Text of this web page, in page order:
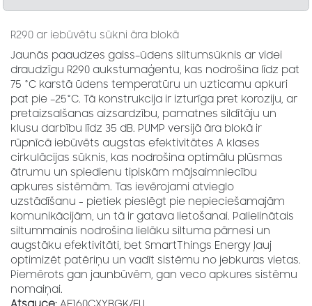
R290 ar iebūvētu sūkni āra blokā
Jaunās paaudzes gaiss–ūdens siltumsūknis ar videi
draudzīgu R290 aukstumaģentu, kas nodrošina līdz pat
75 °C karstā ūdens temperatūru un uzticamu apkuri
pat pie –25°C. Tā konstrukcija ir izturīga pret koroziju, ar
pretaizsalšanas aizsardzību, pamatnes sildītāju un
klusu darbību līdz 35 dB. PUMP versijā āra blokā ir
rūpnīcā iebūvēts augstas efektivitātes A klases
cirkulācijas sūknis, kas nodrošina optimālu plūsmas
ātrumu un spiedienu tipiskām mājsaimniecību
apkures sistēmām. Tas ievērojami atvieglo
uzstādīšanu - pietiek pieslēgt pie nepieciešamajām
komunikācijām, un tā ir gatava lietošanai. Palielinātais
siltummainis nodrošina lielāku siltuma pārnesi un
augstāku efektivitāti, bet SmartThings Energy ļauj
optimizēt patēriņu un vadīt sistēmu no jebkuras vietas.
Piemērots gan jaunbūvēm, gan veco apkures sistēmu
nomaiņai.